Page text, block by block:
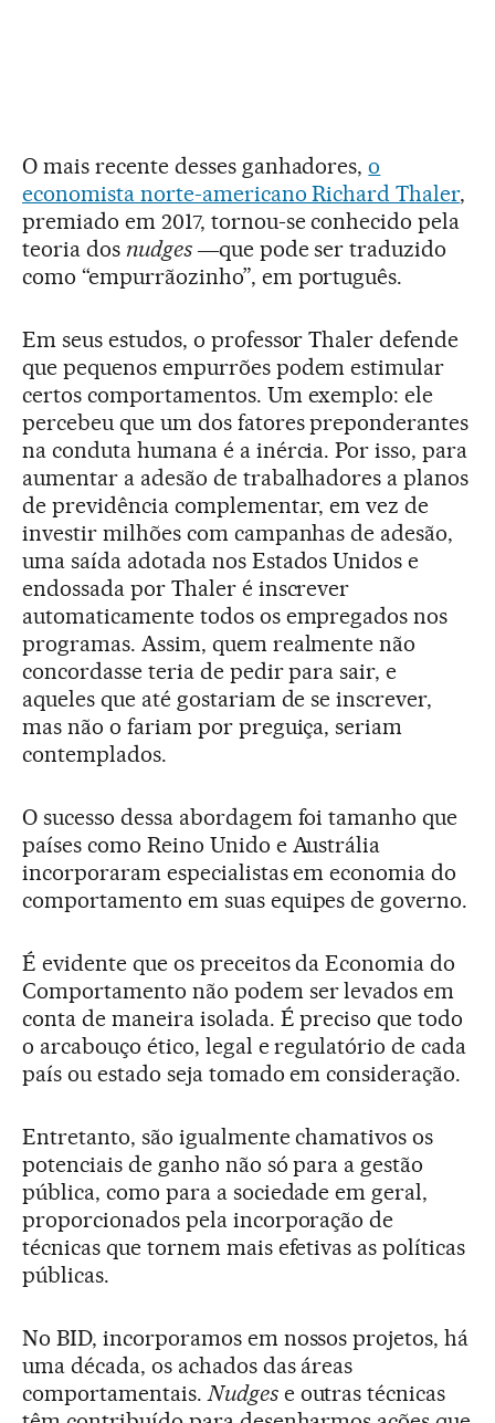
O mais recente desses ganhadores,o
economista norte-americano Richard Thaler,
premiado em 2017, tornou-se conhecido pela
teoria dos nudges―que pode ser traduzido
como “empurrãozinho”, em português.
Em seus estudos, o professor Thaler defende
que pequenos empurrões podem estimular
certos comportamentos. Um exemplo: ele
percebeu que um dos fatores preponderantes
na conduta humana é a inércia. Por isso, para
aumentar a adesão de trabalhadores a planos
de previdência complementar, em vez de
investir milhões com campanhas de adesão,
uma saída adotada nos Estados Unidos e
endossada por Thaler é inscrever
automaticamente todos os empregados nos
programas. Assim, quem realmente não
concordasse teria de pedir para sair, e
aqueles que até gostariam de se inscrever,
mas não o fariam por preguiça, seriam
contemplados.
O sucesso dessa abordagem foi tamanho que
países como Reino Unido e Austrália
incorporaram especialistas em economia do
comportamento em suas equipes de governo.
É evidente que os preceitos da Economia do
Comportamento não podem ser levados em
conta de maneira isolada. É preciso que todo
o arcabouço ético, legal e regulatório de cada
país ou estado seja tomado em consideração.
Entretanto, são igualmente chamativos os
potenciais de ganho não só para a gestão
pública, como para a sociedade em geral,
proporcionados pela incorporação de
técnicas que tornem mais efetivas as políticas
públicas.
No BID, incorporamos em nossos projetos, há
uma década, os achados das áreas
comportamentais.Nudgese outras técnicas